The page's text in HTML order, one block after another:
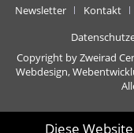
Newsletter
Kontakt
Copyright by Zweirad
Webdesign,
Diese